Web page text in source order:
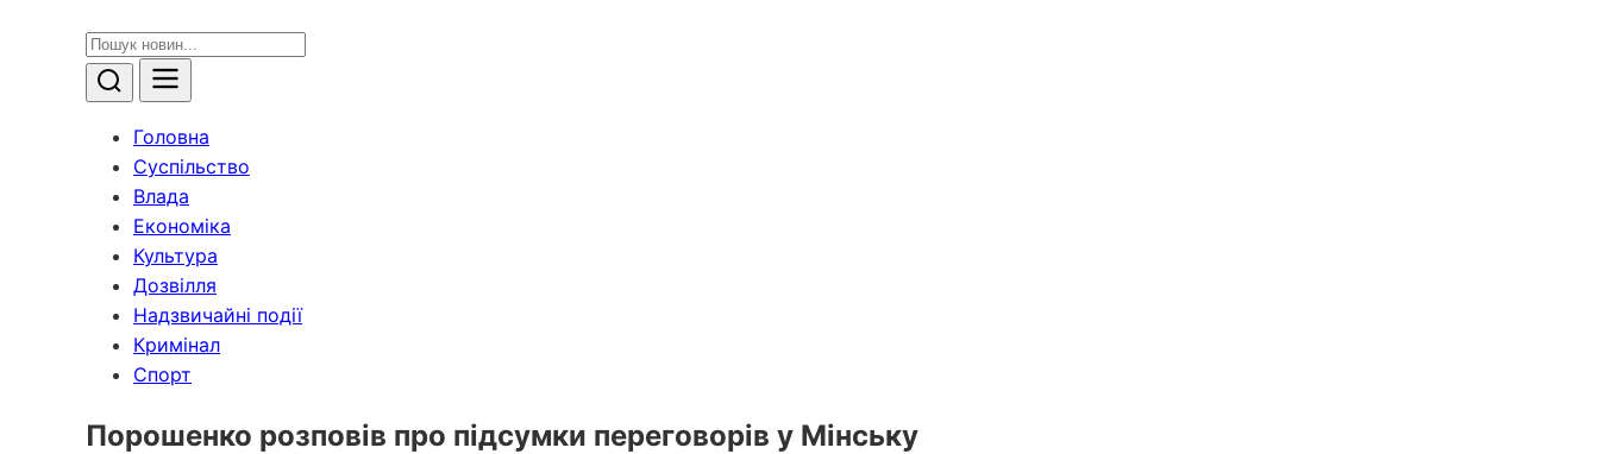
Головна
Суспільство
Влада
Економіка
Культура
Дозвілля
Надзвичайні події
Кримінал
Спорт
Порошенко розповів про підсумки переговорів у Мінську